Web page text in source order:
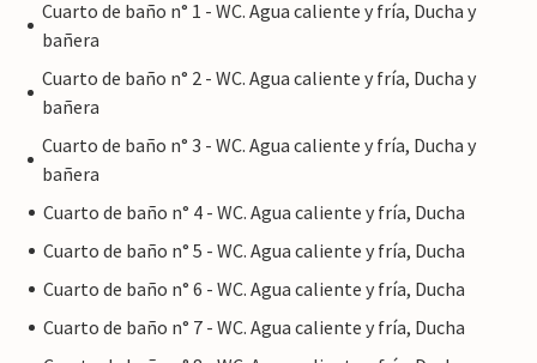
Cuarto de baño n° 1 - WC. Agua caliente y fría, Ducha y
bañera
Cuarto de baño n° 2 - WC. Agua caliente y fría, Ducha y
bañera
Cuarto de baño n° 3 - WC. Agua caliente y fría, Ducha y
bañera
Cuarto de baño n° 4 - WC. Agua caliente y fría, Ducha
Cuarto de baño n° 5 - WC. Agua caliente y fría, Ducha
Cuarto de baño n° 6 - WC. Agua caliente y fría, Ducha
Cuarto de baño n° 7 - WC. Agua caliente y fría, Ducha